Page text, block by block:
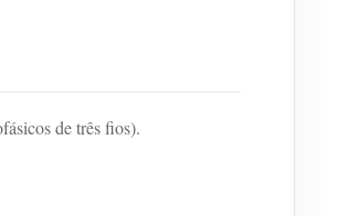
de três fios).